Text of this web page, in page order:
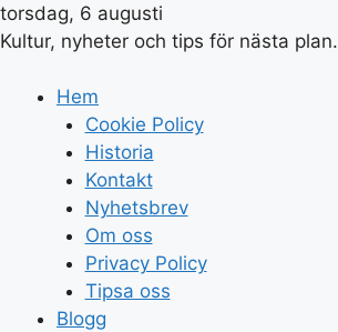
torsdag, 6 augusti
Kultur, nyheter och tips för nästa plan.
Hem
Cookie Policy
Historia
Kontakt
Nyhetsbrev
Om oss
Privacy Policy
Tipsa oss
Blogg